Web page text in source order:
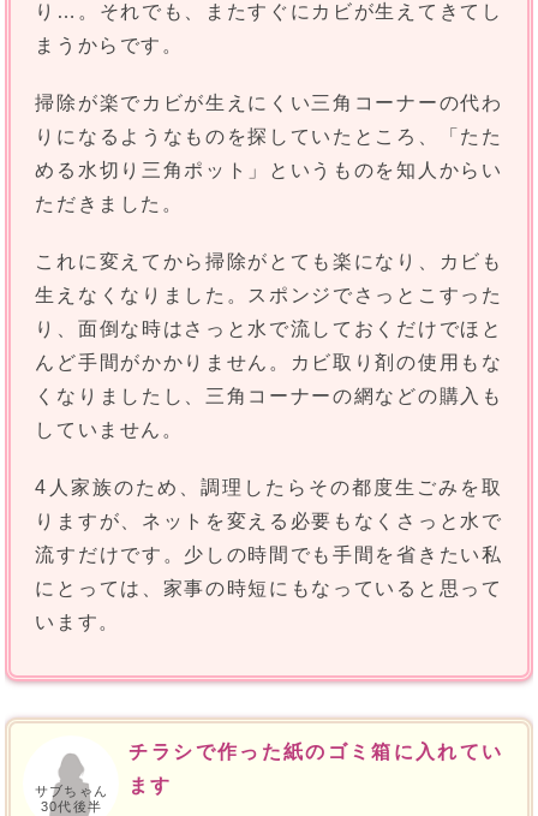
り…。それでも、またすぐにカビが生えてきてし
まうからです。
掃除が楽でカビが生えにくい三角コーナーの代わ
りになるようなものを探していたところ、「たた
める水切り三角ポット」というものを知人からい
ただきました。
これに変えてから掃除がとても楽になり、カビも
生えなくなりました。スポンジでさっとこすった
り、面倒な時はさっと水で流しておくだけでほと
んど手間がかかりません。カビ取り剤の使用もな
くなりましたし、三角コーナーの網などの購入も
していません。
4人家族のため、調理したらその都度生ごみを取
りますが、ネットを変える必要もなくさっと水で
流すだけです。少しの時間でも手間を省きたい私
にとっては、家事の時短にもなっていると思って
います。
サブちゃん
30代後半
チラシで作った紙のゴミ箱に入れてい
ます